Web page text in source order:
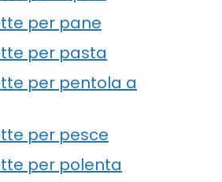
per pane
per pasta
per pentola a
per pesce
per polenta